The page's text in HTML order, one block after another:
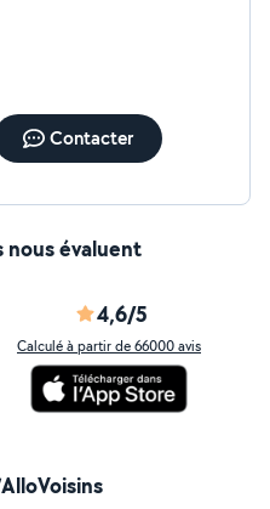
Contacter
nous évaluent
4,6/5
Calculé à partir de 66000 avis